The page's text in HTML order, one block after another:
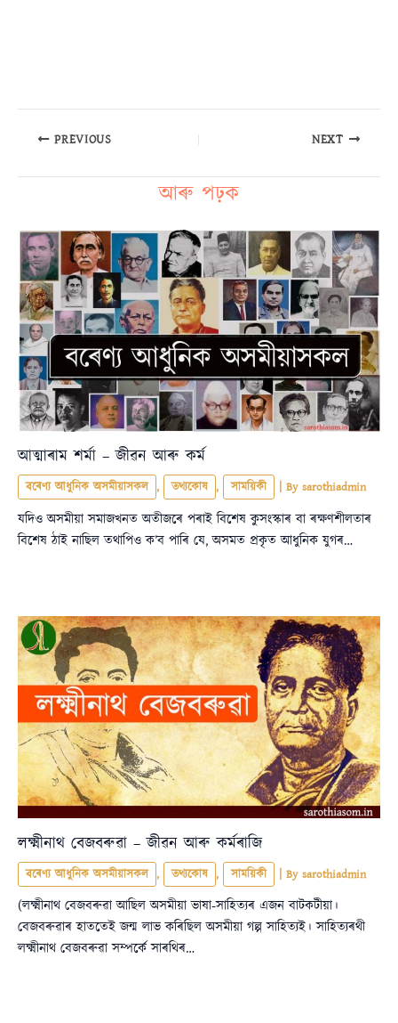
PREVIOUS NEXT
আৰু পঢ়ক
আত্মাৰাম শৰ্মা – জীৱন আৰু কৰ্ম
বৰেণ্য আধুনিক অসমীয়াসকল , তথ্যকোষ , সাময়িকী | By sarothiadmin
যদিও অসমীয়া সমাজখনত অতীজৰে পৰাই বিশেষ কুসংস্কাৰ বা ৰক্ষণশীলতাৰ
বিশেষ ঠাই নাছিল তথাপিও ক’ব পাৰি যে, অসমত প্ৰকৃত আধুনিক যুগৰ…
লক্ষ্মীনাথ বেজবৰুৱা – জীৱন আৰু কৰ্মৰাজি
বৰেণ্য আধুনিক অসমীয়াসকল , তথ্যকোষ , সাময়িকী | By sarothiadmin
(লক্ষ্মীনাথ বেজবৰুৱা আছিল অসমীয়া ভাষা-সাহিত্যৰ এজন বাটকটীয়া।
বেজবৰুৱাৰ হাততেই জন্ম লাভ কৰিছিল অসমীয়া গল্প সাহিত্যই। সাহিত্যৰথী
লক্ষ্মীনাথ বেজবৰুৱা সম্পৰ্কে সাৰথিৰ…